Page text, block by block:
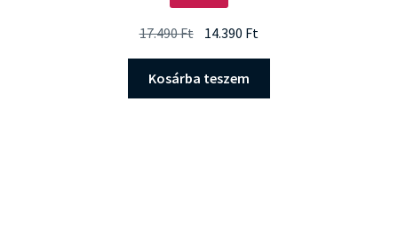
17.490Ft Original
price
was:
17.490 Ft.
14.390 Ft
price
14.390 Ft.
Kosárba teszem